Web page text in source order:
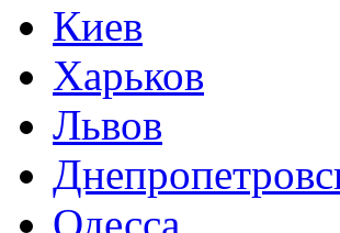
Киев
Харьков
Львов
Одесса